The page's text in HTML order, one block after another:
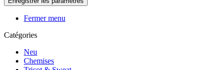
Fermer menu
Catégories
Neu
Chemises